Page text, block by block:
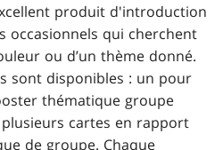
produit d'introduction
occasionnels qui cherchent
ou d’un thème donné.
sont disponibles : un pour
thématique groupe
cartes en rapport
de groupe. Chaque